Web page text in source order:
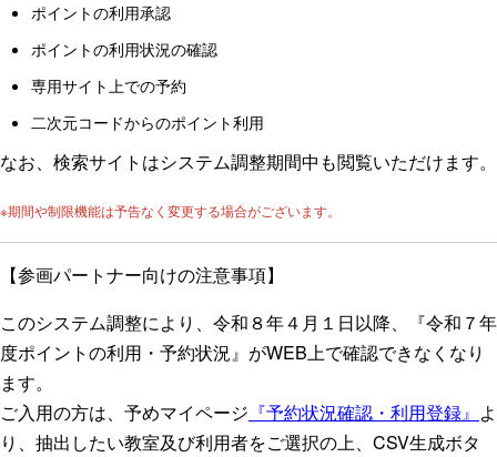
ポイントの利用承認
ポイントの利用状況の確認
専用サイト上での予約
二次元コードからのポイント利用
なお、検索サイトはシステム調整期間中も閲覧いただけます。
※期間や制限機能は予告なく変更する場合がございます。
【参画パートナー向けの注意事項】
このシステム調整により、令和８年４月１日以降、『令和７年
度ポイントの利用・予約状況』がWEB上で確認できなくなり
ます。
ご入用の方は、予めマイページ 『予約状況確認・利用登録』 よ
り、抽出したい教室及び利用者をご選択の上、CSV生成ボタ